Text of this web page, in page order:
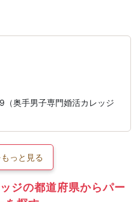
奥手男子専門婚活カレッジ
っと見る
ジの都道府県からパー